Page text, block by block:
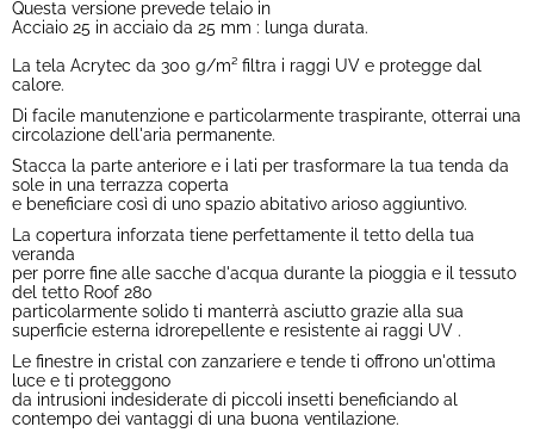
Questa versione prevede telaio in
Acciaio 25 in acciaio da 25 mm : lunga durata.
La tela Acrytec da 300 g/m² filtra i raggi UV e protegge dal
calore.
Di facile manutenzione e particolarmente traspirante, otterrai una
circolazione dell'aria permanente.
Stacca la parte anteriore e i lati per trasformare la tua tenda da
sole in una terrazza coperta
e beneficiare così di uno spazio abitativo arioso aggiuntivo.
La copertura inforzata tiene perfettamente il tetto della tua
veranda
per porre fine alle sacche d'acqua durante la pioggia e il tessuto
del tetto Roof 280
particolarmente solido ti manterrà asciutto grazie alla sua
superficie esterna idrorepellente e resistente ai raggi UV .
Le finestre in cristal con zanzariere e tende ti offrono un'ottima
luce e ti proteggono
da intrusioni indesiderate di piccoli insetti beneficiando al
contempo dei vantaggi di una buona ventilazione.